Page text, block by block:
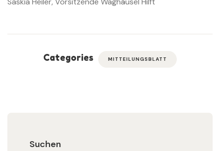
Categories MITTEILUNGSBLATT
Suchen